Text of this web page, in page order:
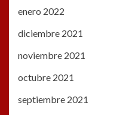
enero 2022
diciembre 2021
noviembre 2021
octubre 2021
septiembre 2021